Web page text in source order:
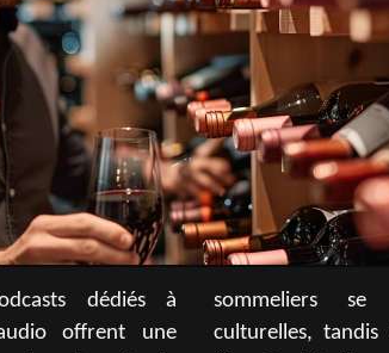
dédiés à
offrent une
anecdotes
comme